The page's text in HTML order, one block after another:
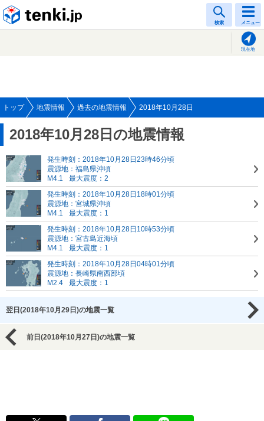
検索 メニュー
現在地
トップ 地震情報 過去の地震情報 2018年10月28日
2018年10月28日の地震情報
発生時刻：2018年10月28日23時46分頃
震源地：福島県沖頃
M4.1
最大震度：2
発生時刻：2018年10月28日18時01分頃
震源地：宮城県沖頃
M4.1
最大震度：1
発生時刻：2018年10月28日10時53分頃
震源地：宮古島近海頃
M4.1
最大震度：1
発生時刻：2018年10月28日04時01分頃
震源地：長崎県南西部頃
M2.4
最大震度：1
翌日(2018年10月29日)の地震一覧
前日(2018年10月27日)の地震一覧